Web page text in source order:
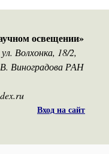
освещении»
Волхонка, 18/2,
Виноградова РАН
Вход на сайт